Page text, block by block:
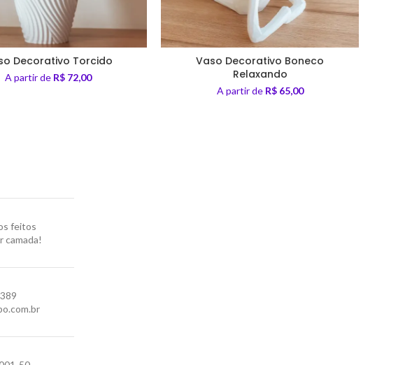
Decorativo Torcido
A partir de R$ 72,00
Vaso Decorativo Boneco
Relaxando
A partir de R$ 65,00
feitos
camada!